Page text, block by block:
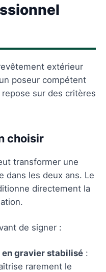
extérieur
poseur compétent
sur des critères
choisir
transformer une
dans les deux ans. Le
directement la
de signer :
gravier stabilisé :
rarement le